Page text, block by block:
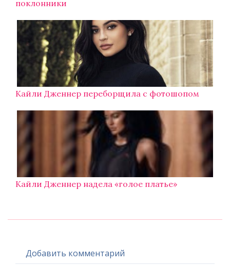
поклонники
Кайли Дженнер переборщила с фотошопом
Кайли Дженнер надела «голое платье»
Добавить комментарий